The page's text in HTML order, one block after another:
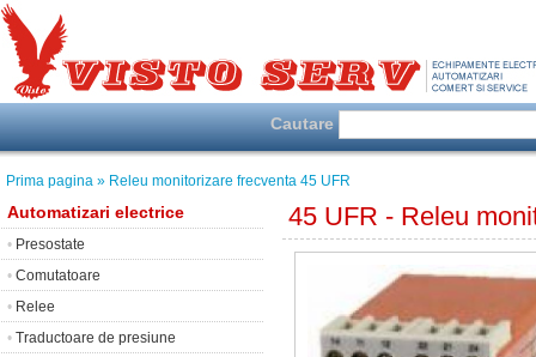
Cautare
Prima pagina » Releu monitorizare frecventa 45 UFR
Automatizari electrice
• Presostate
• Comutatoare
• Relee
• Traductoare de presiune
45 UFR - Releu